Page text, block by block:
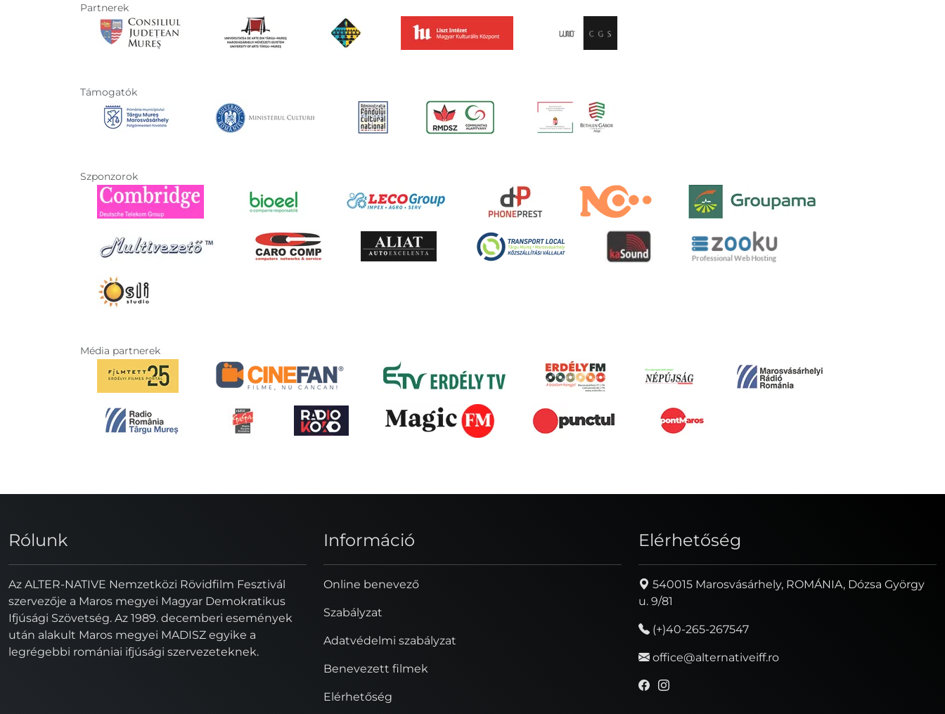
Partnerek
Támogatók
Szponzorok
Média partnerek
Rólunk
Az ALTER-NATIVE Nemzetközi Rövidfilm Fesztivál
szervezője a Maros megyei Magyar Demokratikus
Ifjúsági Szövetség. Az 1989. decemberi események
után alakult Maros megyei MADISZ egyike a
legrégebbi romániai ifjúsági szervezeteknek.
Információ
Online benevező
Szabályzat
Adatvédelmi szabályzat
Benevezett filmek
Elérhetőség
Elérhetőség
540015 Marosvásárhely, ROMÁNIA, Dózsa György
u. 9/81
(+)40-265-267547
office@alternativeiff.ro